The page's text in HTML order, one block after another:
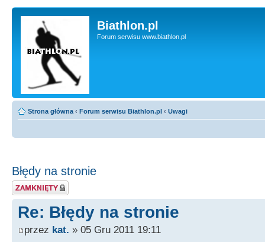
Biathlon.pl
Forum serwisu www.biathlon.pl
Strona główna ‹ Forum serwisu Biathlon.pl ‹ Uwagi
Błędy na stronie
Zablokowany temat
Re: Błędy na stronie
przez kat. » 05 Gru 2011 19:11